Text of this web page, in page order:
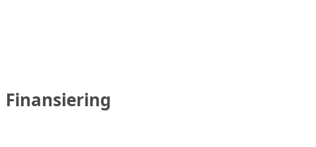
Finansiering